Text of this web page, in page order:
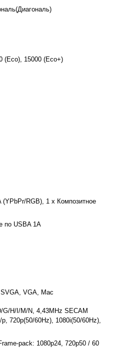
(Eco), 15000 (Eco+)
RGB), 1 x Композитное
по USBA 1A
VGA, Mac
H/I/M/N, 4,43MHz SECAM
720p(50/60Hz), 1080i(50/60Hz),
pack: 1080p24, 720p50 / 60